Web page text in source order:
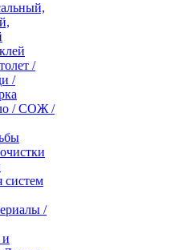
/
/
/ СОЖ /
систем
/
и